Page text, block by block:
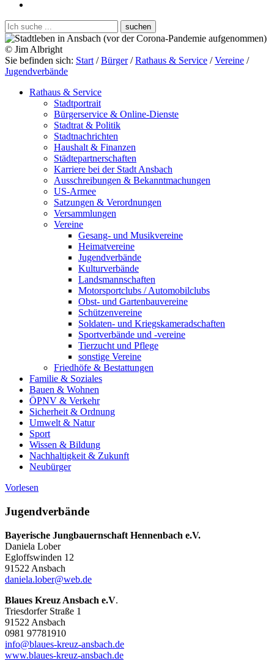
Sie befinden sich: Start /Bürger/Rathaus & Service /Vereine /
Jugendverbände
Rathaus & Service
Stadtportrait
Bürgerservice & Online-Dienste
Stadtrat & Politik
Stadtnachrichten
Haushalt & Finanzen
Städtepartnerschaften
Karriere bei der Stadt Ansbach
Ausschreibungen & Bekanntmachungen
US-Armee
Satzungen & Verordnungen
Versammlungen
Vereine
Gesang- und Musikvereine
Heimatvereine
Jugendverbände
Kulturverbände
Landsmannschaften
Motorsportclubs / Automobilclubs
Obst- und Gartenbauvereine
Schützenvereine
Soldaten- und Kriegskameradschaften
Sportverbände und -vereine
Tierzucht und Pflege
sonstige Vereine
Friedhöfe & Bestattungen
Familie & Soziales
Bauen & Wohnen
ÖPNV & Verkehr
Sicherheit & Ordnung
Umwelt & Natur
Sport
Wissen & Bildung
Nachhaltigkeit & Zukunft
Neubürger
Vorlesen
Jugendverbände
Bayerische Jungbauernschaft Hennenbach e.V.
Daniela Lober
Egloffswinden 12
91522 Ansbach
daniela.lober@web.de
Blaues Kreuz Ansbach e.V.
Triesdorfer Straße 1
91522 Ansbach
0981 97781910
info@blaues-kreuz-ansbach.de
www.blaues-kreuz-ansbach.de